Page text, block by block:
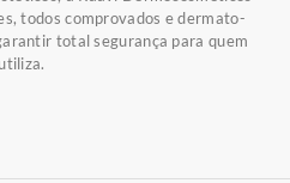
todos comprovados e dermato-
total segurança para quem